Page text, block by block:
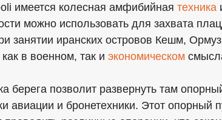
имеется колесная амфибийная техника
можно использовать для захвата
занятии иранских островов Кешм,
в военном, так и экономическом
берега позволит развернуть там
авиации и бронетехники. Этот опорный